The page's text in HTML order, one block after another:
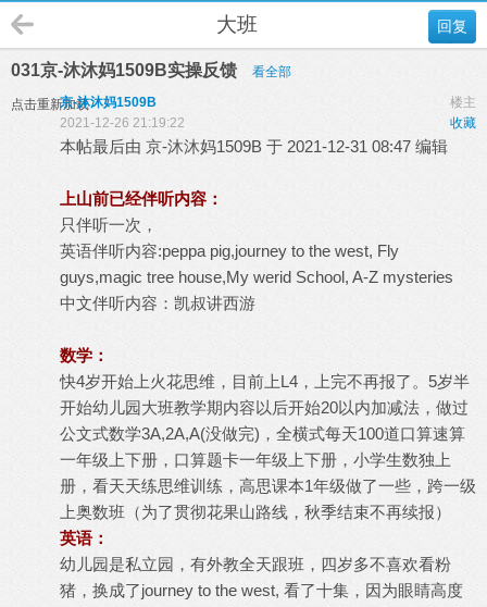
回复
大班
031京-沐沐妈1509B实操反馈 看全部
点击重新加载 楼主
京-沐沐妈1509B
收藏
2021-12-26 21:19:22
本帖最后由 京-沐沐妈1509B 于 2021-12-31 08:47 编辑
上山前已经伴听内容：
只伴听一次，
英语伴听内容:peppa pig,journey to the west, Fly
guys,magic tree house,My werid School, A-Z mysteries
中文伴听内容：凯叔讲西游
数学：
快4岁开始上火花思维，目前上L4，上完不再报了。5岁半
开始幼儿园大班教学期内容以后开始20以内加减法，做过
公文式数学3A,2A,A(没做完)，全横式每天100道口算速算
一年级上下册，口算题卡一年级上下册，小学生数独上
册，看天天练思维训练，高思课本1年级做了一些，跨一级
上奥数班（为了贯彻花果山路线，秋季结束不再续报）
英语：
幼儿园是私立园，有外教全天跟班，四岁多不喜欢看粉
猪，换成了journey to the west, 看了十集，因为眼睛高度